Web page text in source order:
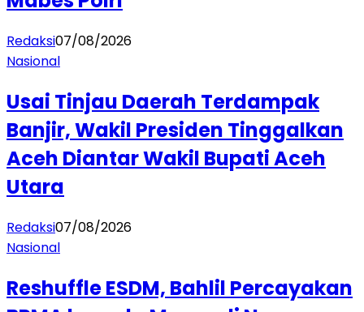
Redaksi07/08/2026
Nasional
Usai Tinjau Daerah Terdampak
Banjir, Wakil Presiden Tinggalkan
Aceh Diantar Wakil Bupati Aceh
Utara
Redaksi07/08/2026
Nasional
Reshuffle ESDM, Bahlil Percayakan